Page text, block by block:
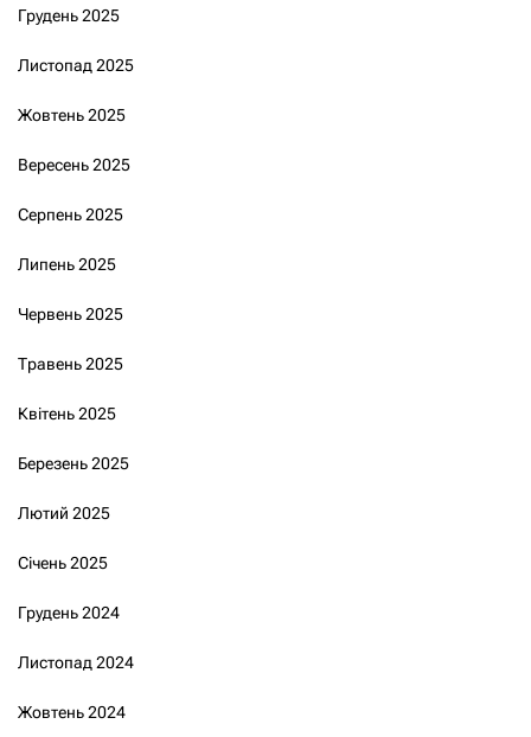
Грудень 2025
Листопад 2025
Жовтень 2025
Вересень 2025
Серпень 2025
Липень 2025
Червень 2025
Травень 2025
Квітень 2025
Березень 2025
Лютий 2025
Січень 2025
Грудень 2024
Листопад 2024
Жовтень 2024